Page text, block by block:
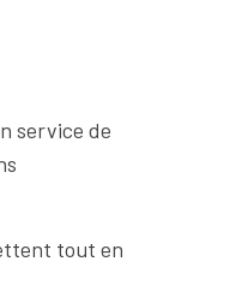
service de
tout en